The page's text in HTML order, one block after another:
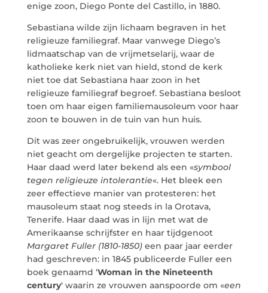
enige zoon, Diego Ponte del Castillo, in 1880.
Sebastiana wilde zijn lichaam begraven in het
religieuze familiegraf. Maar vanwege Diego’s
lidmaatschap van de vrijmetselarij, waar de
katholieke kerk niet van hield, stond de kerk
niet toe dat Sebastiana haar zoon in het
religieuze familiegraf begroef. Sebastiana besloot
toen om haar eigen familiemausoleum voor haar
zoon te bouwen in de tuin van hun huis.
Dit was zeer ongebruikelijk, vrouwen werden
niet geacht om dergelijke projecten te starten.
Haar daad werd later bekend als een «symbool
tegen religieuze intolerantie«. Het bleek een
zeer effectieve manier van protesteren: het
mausoleum staat nog steeds in la Orotava,
Tenerife. Haar daad was in lijn met wat de
Amerikaanse schrijfster en haar tijdgenoot
Margaret Fuller (1810-1850)een paar jaar eerder
had geschreven: in 1845 publiceerde Fuller een
boek genaamd ‘Woman in the Nineteenth
century‘ waarin ze vrouwen aanspoorde om «een